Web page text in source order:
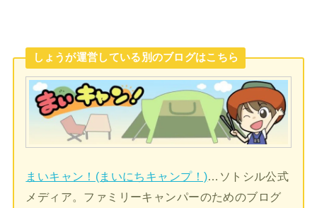
しょうが運営している別のブログはこちら
まいキャン！(まいにちキャンプ！)…ソトシル公式
メディア。ファミリーキャンパーのためのブログ